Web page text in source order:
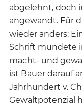
abgelehnt, doch
angewandt. Für
wieder anders:
Schrift mündete
macht- und
ist Bauer darauf
Jahrhundert v.
Gewaltpotenzial